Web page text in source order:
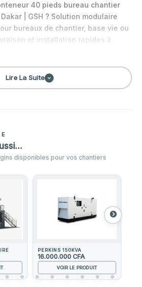
40 pieds bureau chantier
| GSH ? Solution modulaire
bureaux de chantier, base vie ou
et installation rapides à
Lire La Suite
disponibles pour vos chantiers
PERKINS 150KVA
16.000.000 CFA
VOIR LE PRODUIT